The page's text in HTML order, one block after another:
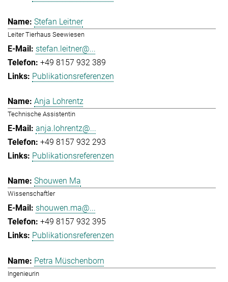
Stefan Leitner
Leiter Tierhaus Seewiesen
stefan.leitner@...
+49 8157 932 389
Publikationsreferenzen
Anja Lohrentz
Technische Assistentin
anja.lohrentz@...
+49 8157 932 293
Publikationsreferenzen
Shouwen Ma
Wissenschaftler
shouwen.ma@...
+49 8157 932 395
Publikationsreferenzen
Petra Müschenborn
Ingenieurin